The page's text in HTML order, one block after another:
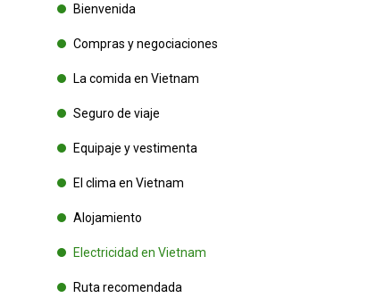
Bienvenida
Compras y negociaciones
La comida en Vietnam
Seguro de viaje
Equipaje y vestimenta
El clima en Vietnam
Alojamiento
Electricidad en Vietnam
Ruta recomendada